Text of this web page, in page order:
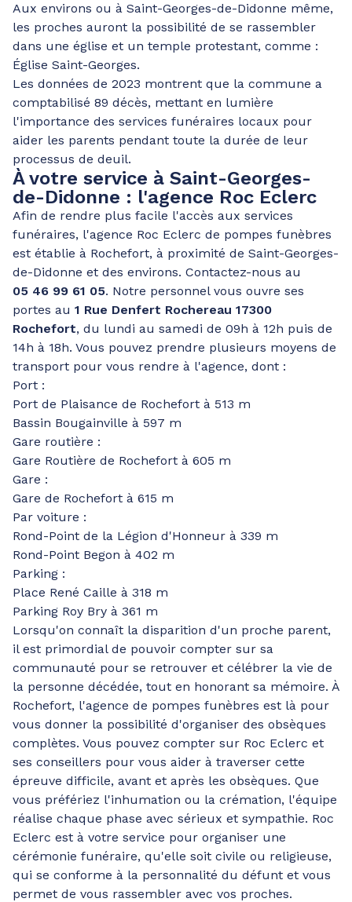
Aux environs ou à Saint-Georges-de-Didonne même,
les proches auront la possibilité de se rassembler
dans une église et un temple protestant, comme :
Église Saint-Georges.
Les données de 2023 montrent que la commune a
comptabilisé 89 décès, mettant en lumière
l'importance des services funéraires locaux pour
aider les parents pendant toute la durée de leur
processus de deuil.
À votre service à Saint-Georges-
de-Didonne : l'agence Roc Eclerc
Afin de rendre plus facile l'accès aux services
funéraires, l'agence Roc Eclerc de pompes funèbres
est établie à Rochefort, à proximité de Saint-Georges-
de-Didonne et des environs. Contactez-nous au
05 46 99 61 05. Notre personnel vous ouvre ses
portes au 1 Rue Denfert Rochereau 17300
Rochefort, du lundi au samedi de 09h à 12h puis de
14h à 18h. Vous pouvez prendre plusieurs moyens de
transport pour vous rendre à l'agence, dont :
Port :
Port de Plaisance de Rochefort à 513 m
Bassin Bougainville à 597 m
Gare routière :
Gare Routière de Rochefort à 605 m
Gare :
Gare de Rochefort à 615 m
Par voiture :
Rond-Point de la Légion d'Honneur à 339 m
Rond-Point Begon à 402 m
Parking :
Place René Caille à 318 m
Parking Roy Bry à 361 m
Lorsqu'on connaît la disparition d'un proche parent,
il est primordial de pouvoir compter sur sa
communauté pour se retrouver et célébrer la vie de
la personne décédée, tout en honorant sa mémoire. À
Rochefort, l'agence de pompes funèbres est là pour
vous donner la possibilité d'organiser des obsèques
complètes. Vous pouvez compter sur Roc Eclerc et
ses conseillers pour vous aider à traverser cette
épreuve difficile, avant et après les obsèques. Que
vous préfériez l'inhumation ou la crémation, l'équipe
réalise chaque phase avec sérieux et sympathie. Roc
Eclerc est à votre service pour organiser une
cérémonie funéraire, qu'elle soit civile ou religieuse,
qui se conforme à la personnalité du défunt et vous
permet de vous rassembler avec vos proches.